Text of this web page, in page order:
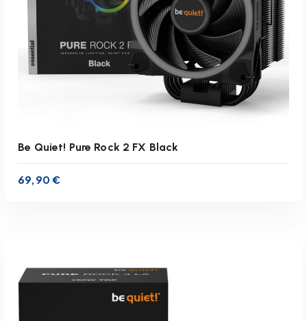
Be Quiet! Pure Rock 2 FX Black
69,90 €